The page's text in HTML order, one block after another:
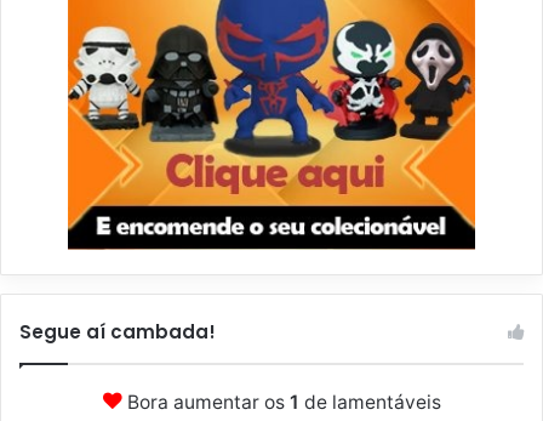
Segue aí cambada!
Bora aumentar os 1 de lamentáveis